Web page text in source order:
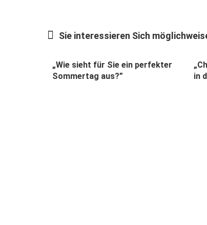
Sie interessieren Sich
„Wie sieht für Sie ein perfekter
Sommertag aus?”
in